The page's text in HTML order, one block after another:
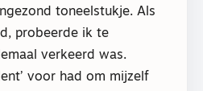
toneelstukje. Als
probeerde ik te
verkeerd was.
voor had om mijzelf